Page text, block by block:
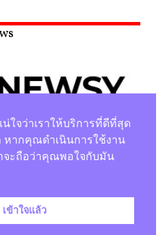
Co., Ltd.
น่ใจว่าเราให้บริการที่ดีที่สุด
หากคุณดำเนินการใช้งาน
จะถือว่าคุณพอใจกับมัน
เข้าใจแล้ว